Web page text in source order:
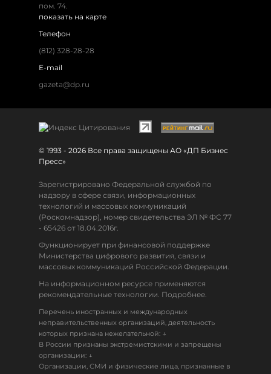
пом. 74.
показать на карте
Телефон
(812) 328-28-28
E-mail
gazeta@dp.ru
© 1993 - 2026 Все права защищены АО «ДП Бизнес
Пресс»
Зарегистрировано Федеральной службой по
надзору в сфере связи, информационных
технологий и массовых коммуникаций
(Роскомнадзор), номер свидетельства ЭЛ № ФС 77
- 65426 от 18.04.2016г.
Функционирует при финансовой поддержке
Министерства цифрового развития, связи и
массовых коммуникаций Российской Федерации.
На информационном ресурсе применяются
рекомендательные технологии. Подробнее.
Перечень иностранных и международных
неправительственных организаций, деятельность
которых признана нежелательной: ↓
В России признаны экстремистскими и запрещены
организации: ↓
Организации, СМИ и физические лица, признанные в